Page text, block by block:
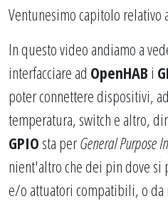
Ventunesimo capitolo relativo
In questo video andiamo a
interfacciare ad OpenHAB i
poter connettere dispositivi,
temperatura, switch e altro,
GPIO sta perGeneral Purpose
nient'altro che dei pin dove si
e/o attuatori compatibili, o